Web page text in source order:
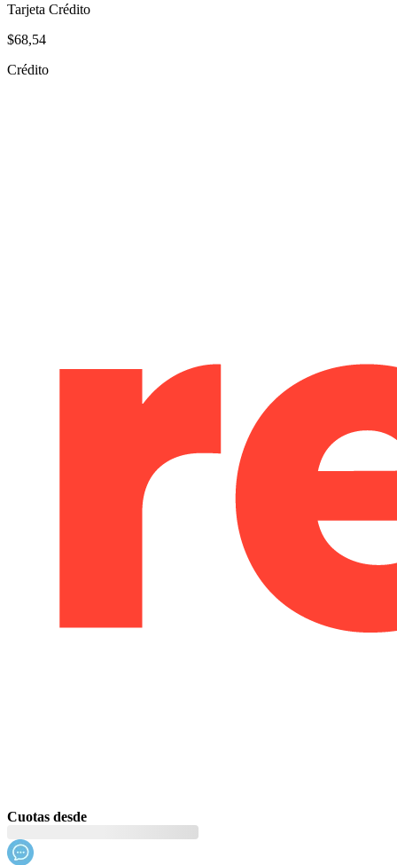
Tarjeta Crédito
$68,54
Crédito
Cuotas desde